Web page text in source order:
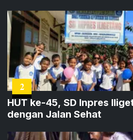
2
HUT ke-45, SD Inpres
dengan Jalan Sehat